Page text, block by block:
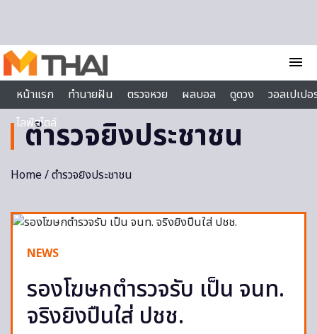
menu
หน้าแรก
ทำนายฝัน ตรวจหวย ผลบอล ดูดวง
วอลเปเป
ไลฟ์สไตล์
ตำรวจยิงประชาชน
Home/ ตำรวจยิงประชาชน
NEWS
รองโฆษกตำรวจรับ เป็น จนท.
จริงยิงปืนใส่ ปชช.